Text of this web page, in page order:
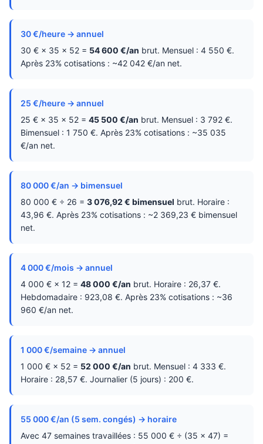
30 €/heure → annuel
30 € × 35 × 52 = 54 600 €/an brut. Mensuel : 4 550 €.
Après 23% cotisations : ~42 042 €/an net.
25 €/heure → annuel
25 € × 35 × 52 = 45 500 €/an brut. Mensuel : 3 792 €.
Bimensuel : 1 750 €. Après 23% cotisations : ~35 035
€/an net.
80 000 €/an → bimensuel
80 000 € ÷ 26 = 3 076,92 € bimensuel brut. Horaire :
43,96 €. Après 23% cotisations : ~2 369,23 € bimensuel
net.
4 000 €/mois → annuel
4 000 € × 12 = 48 000 €/an brut. Horaire : 26,37 €.
Hebdomadaire : 923,08 €. Après 23% cotisations : ~36
960 €/an net.
1 000 €/semaine → annuel
1 000 € × 52 = 52 000 €/an brut. Mensuel : 4 333 €.
Horaire : 28,57 €. Journalier (5 jours) : 200 €.
55 000 €/an (5 sem. congés) → horaire
Avec 47 semaines travaillées : 55 000 € ÷ (35 × 47) =